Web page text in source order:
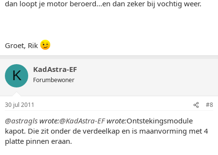
dan loopt je motor beroerd...en dan zeker bij vochtig weer.
Groet, Rik
K KadAstra-EF
Forumbewoner
30 jul 2011 #8
@astragls wrote:@KadAstra-EFwrote:Ontstekingsmodule
kapot. Die zit onder de verdeelkap en is maanvorming met 4
platte pinnen eraan.